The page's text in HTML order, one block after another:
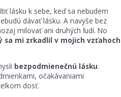
lásku k sebe, keď sa nebudem
dávať lásku. A navyše bez
milovať ani druhých ľudí. No
sa mi zrkadlil v mojich vzťahoch
bezpodmienečnú lásku.
očakávaniami
dosť.